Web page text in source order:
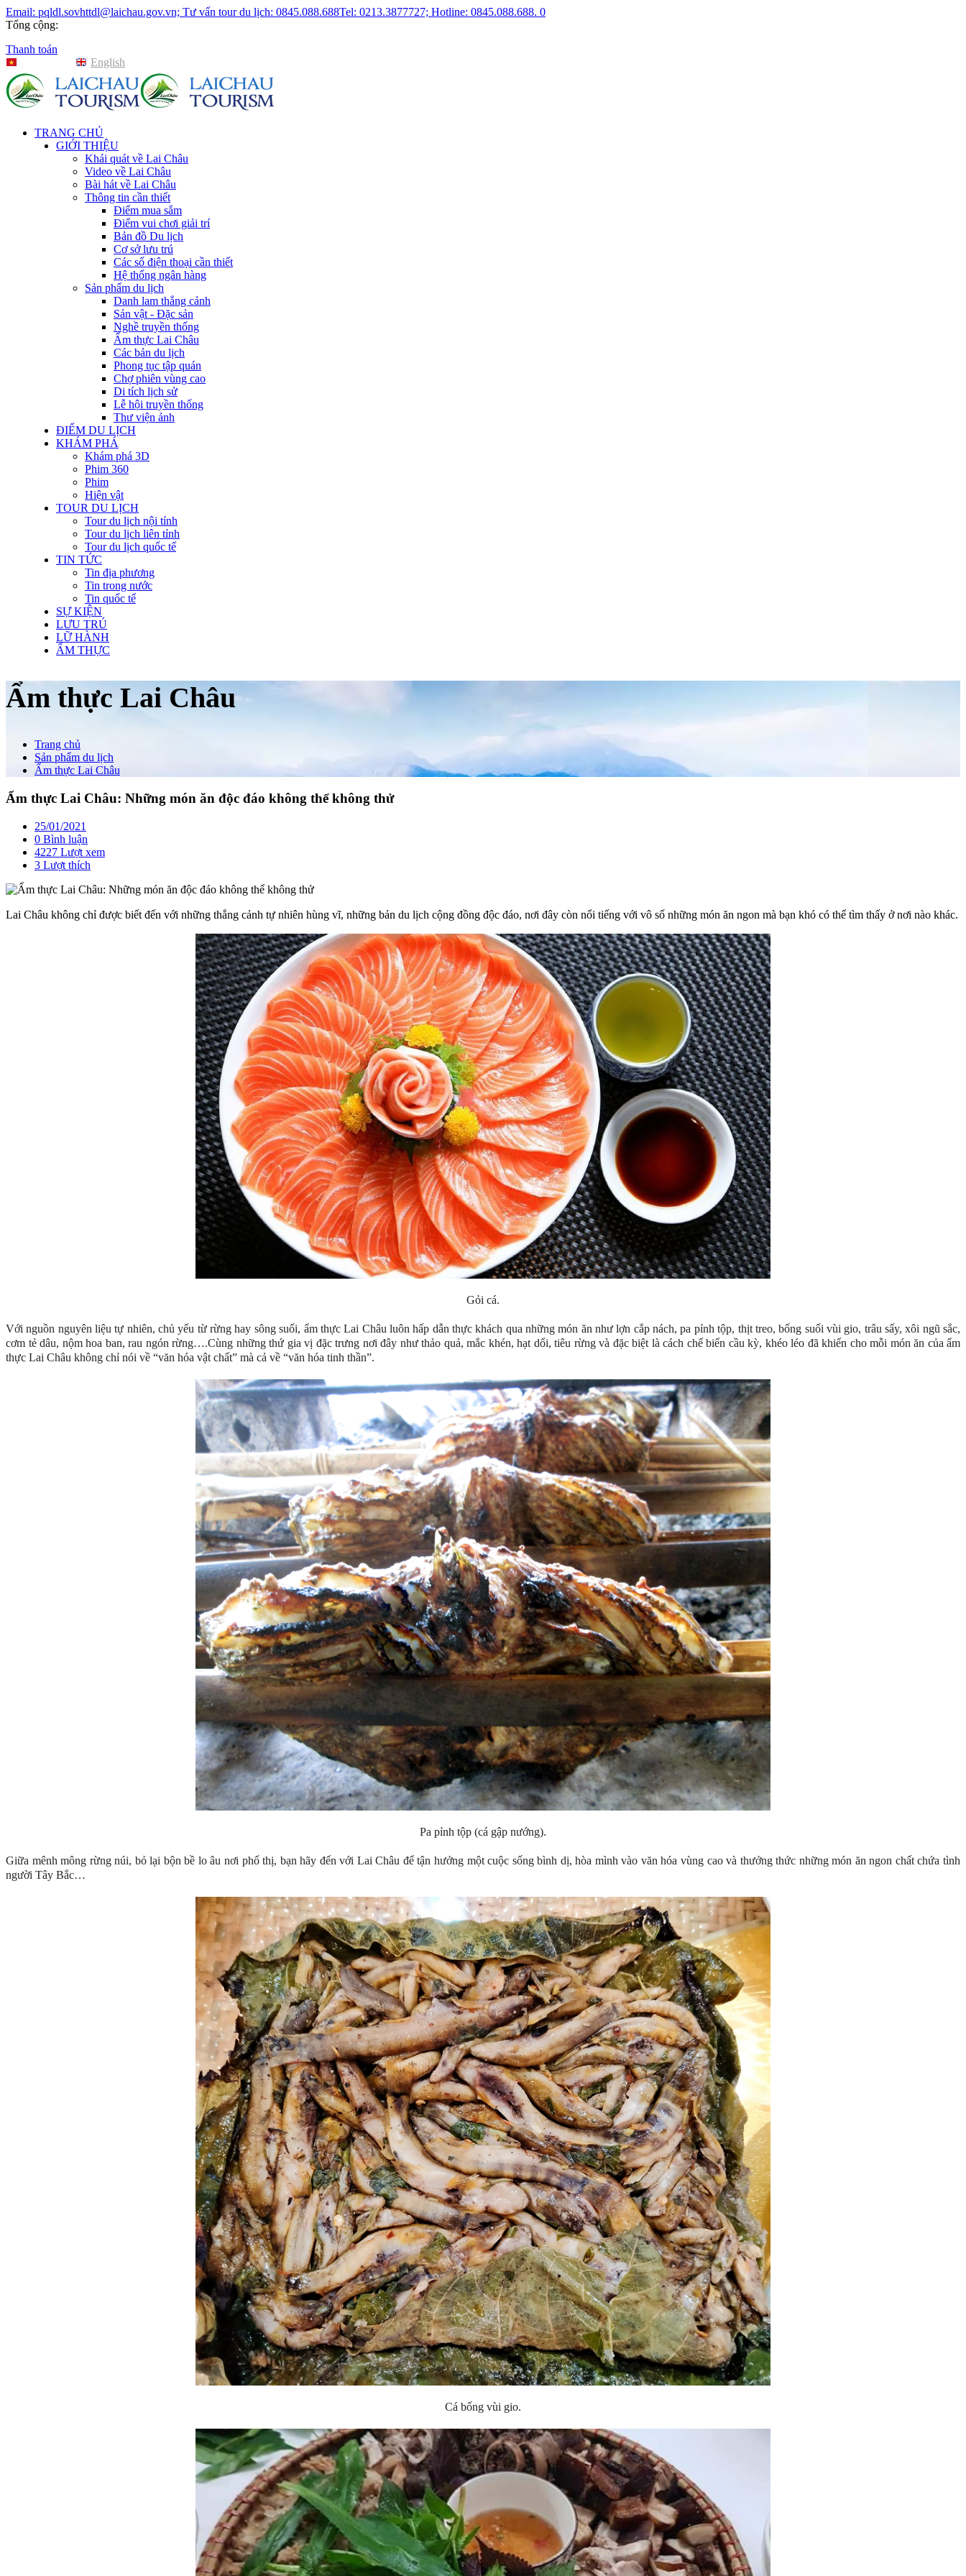
Email: pqldl.sovhttdl@laichau.gov.vn; Tư vấn tour du lịch: 0845.088.688Tel: 0213.3877727; Hotline: 0845.088.688. 0
Tổng cộng:
Thanh toán
English
TRANG CHỦ
GIỚI THIỆU
Khái quát về Lai Châu
Video về Lai Châu
Bài hát về Lai Châu
Thông tin cần thiết
Điểm mua sắm
Điểm vui chơi giải trí
Bản đồ Du lịch
Cơ sở lưu trú
Các số điện thoại cần thiết
Hệ thống ngân hàng
Sản phẩm du lịch
Danh lam thắng cảnh
Sản vật - Đặc sản
Nghề truyền thống
Ẩm thực Lai Châu
Các bản du lịch
Phong tục tập quán
Chợ phiên vùng cao
Di tích lịch sử
Lễ hội truyền thống
Thư viện ảnh
ĐIỂM DU LỊCH
KHÁM PHÁ
Khám phá 3D
Phim 360
Phim
Hiện vật
TOUR DU LỊCH
Tour du lịch nội tỉnh
Tour du lịch liên tỉnh
Tour du lịch quốc tế
TIN TỨC
Tin địa phương
Tin trong nước
Tin quốc tế
SỰ KIỆN
LƯU TRÚ
LỮ HÀNH
ẨM THỰC
Ẩm thực Lai Châu
Trang chủ
Sản phẩm du lịch
Ẩm thực Lai Châu
Ẩm thực Lai Châu: Những món ăn độc đáo không thể không thử
25/01/2021
0 Bình luận
4227 Lượt xem
3 Lượt thích
Lai Châu không chỉ được biết đến với những thắng cảnh tự nhiên hùng vĩ, những bản du lịch cộng đồng độc đáo, nơi đây còn nổi tiếng với vô số những món ăn ngon mà bạn khó có thể tìm thấy ở nơi nào khác.
Gỏi cá.
Với nguồn nguyên liệu tự nhiên, chủ yếu từ rừng hay sông suối, ẩm thực Lai Châu luôn hấp dẫn thực khách qua những món ăn như lợn cắp nách, pa pỉnh tộp, thịt treo, bống suối vùi gio, trâu sấy, xôi ngũ sắc,
cơm tẻ dâu, nộm hoa ban, rau ngón rừng….Cùng những thứ gia vị đặc trưng nơi đây như thảo quả, mắc khén, hạt dổi, tiêu rừng và đặc biệt là cách chế biến cầu kỳ, khéo léo đã khiến cho mỗi món ăn của ẩm
thực Lai Châu không chỉ nói về “văn hóa vật chất” mà cả về “văn hóa tinh thần”.
Pa pỉnh tộp (cá gập nướng).
Giữa mênh mông rừng núi, bỏ lại bộn bề lo âu nơi phố thị, bạn hãy đến với Lai Châu để tận hưởng một cuộc sống bình dị, hòa mình vào văn hóa vùng cao và thưởng thức những món ăn ngon chất chứa tình
người Tây Bắc…
Cá bống vùi gio.